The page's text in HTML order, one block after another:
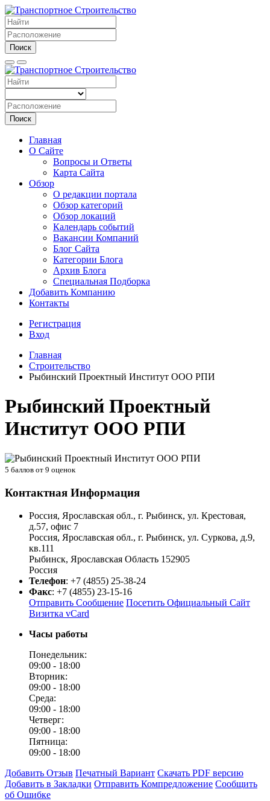
Поиск
Поиск
Главная
О Сайте
Вопросы и Ответы
Карта Сайта
Обзор
О редакции портала
Обзор категорий
Обзор локаций
Календарь событий
Вакансии Компаний
Блог Сайта
Категории Блога
Архив Блога
Специальная Подборка
Добавить Компанию
Контакты
Регистрация
Вход
Главная
Строительство
Рыбинский Проектный Институт ООО РПИ
Рыбинский Проектный
Институт ООО РПИ
5 баллов от 9 оценок
Контактная Информация
Россия, Ярославская обл., г. Рыбинск, ул. Крестовая,
д.57, офис 7
Россия, Ярославская обл., г. Рыбинск, ул. Суркова, д.9,
кв.111
Рыбинск, Ярославская Область 152905
Россия
Телефон: +7 (4855) 25-38-24
Факс: +7 (4855) 23-15-16
Отправить Сообщение Посетить Официальный Сайт
Визитка vCard
Часы работы
Понедельник:
09:00 - 18:00
Вторник:
09:00 - 18:00
Среда:
09:00 - 18:00
Четверг:
09:00 - 18:00
Пятница:
09:00 - 18:00
Добавить Отзыв Печатный Вариант Скачать PDF версию
Добавить в Закладки Отправить Компредложение Сообщить
об Ошибке